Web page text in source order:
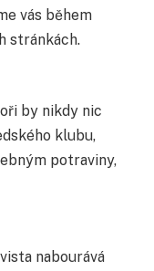
vás během
stránkách.
by nikdy nic
klubu,
potraviny,
nabourává